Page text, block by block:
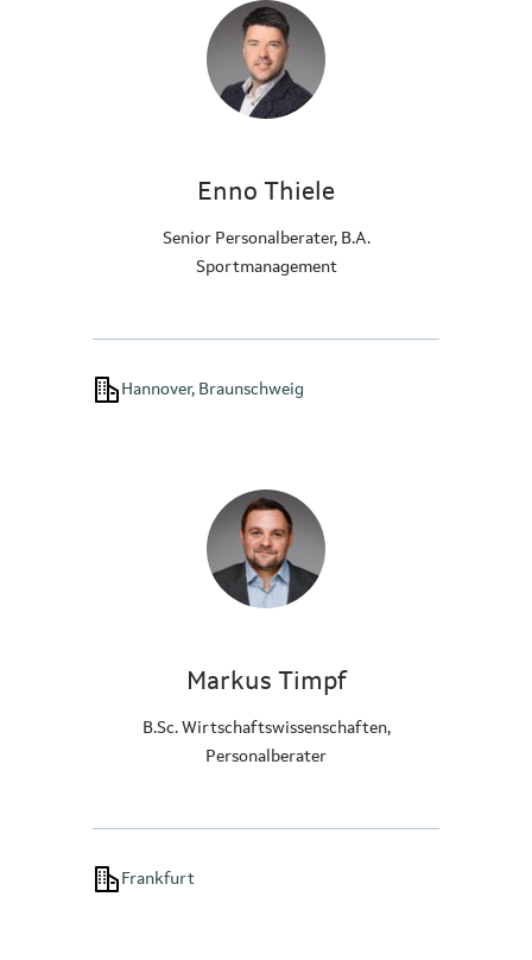
Enno Thiele
Senior Personalberater, B.A.
Sportmanagement
Hannover, Braunschweig
Markus Timpf
B.Sc. Wirtschaftswissenschaften,
Personalberater
Frankfurt